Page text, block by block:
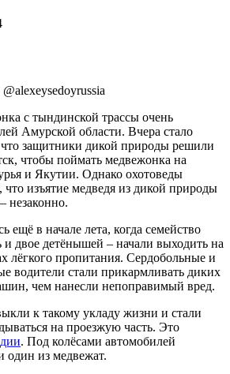
@alexeysedoyrussia
с тындинской трассы очень
Амурской области. Вчера стало
что защитники дикой природы решили
чтобы поймать медвежонка на
и Якутии. Однако охотоведы
изъятие медведя из дикой природы
незаконно.
ещё в начале лета, когда семейство
и двое детёнышей – начали выходить на
лёгкого пропитания. Сердобольные и
водители стали прикармливать диких
чем нанесли непоправимый вред.
к такому укладу жизни и стали
на проезжую часть. Это
. Под колёсами автомобилей
один из медвежат.